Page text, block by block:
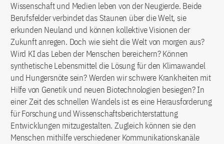
Wissenschaft und Medien leben von der Neugierde. Beide
Berufsfelder verbindet das Staunen über die Welt, sie
erkunden Neuland und können kollektive Visionen der
Zukunft anregen. Doch wie sieht die Welt von morgen aus?
Wird KI das Leben der Menschen bereichern? Können
synthetische Lebensmittel die Lösung für den Klimawandel
und Hungersnöte sein? Werden wir schwere Krankheiten mit
Hilfe von Genetik und neuen Biotechnologien besiegen? In
einer Zeit des schnellen Wandels ist es eine Herausforderung
für Forschung und Wissenschaftsberichterstattung
Entwicklungen mitzugestalten. Zugleich können sie den
Menschen mithilfe verschiedener Kommunikationskanäle